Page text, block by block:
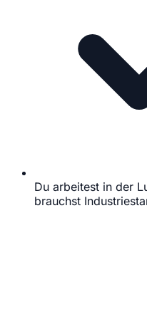
Du arbeitest in der
brauchst